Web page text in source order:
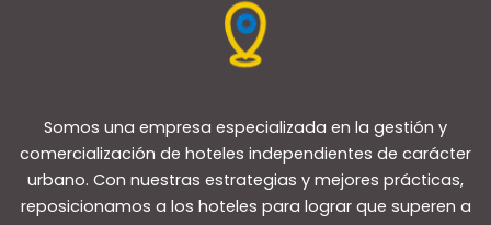
Somos una empresa especializada en la gestión y
comercialización de hoteles independientes de carácter
urbano. Con nuestras estrategias y mejores prácticas,
reposicionamos a los hoteles para lograr que superen a